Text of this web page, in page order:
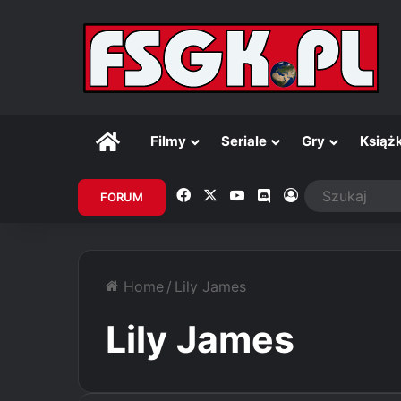
GłównaFilmy Seriale Gry
FORUM Facebook YouTubeDiscordZaloguj
Home / Lily James
Lily James